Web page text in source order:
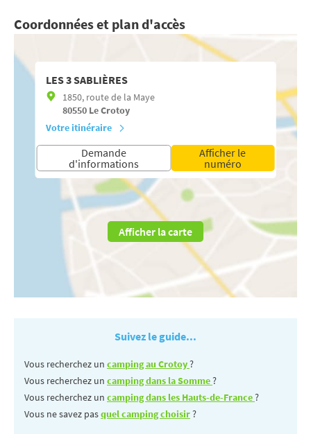
Coordonnées et plan d'accès
LES 3 SABLIÈRES
1850, route de la Maye
80550 Le Crotoy
Votre itinéraire
Demande
d'informations
Afficher le
numéro
Afficher la carte
Suivez le guide...
Vous recherchez un camping au Crotoy?
Vous recherchez un camping dans la Somme?
Vous recherchez un camping dans les Hauts-de-France?
Vous ne savez pasquel camping choisir?